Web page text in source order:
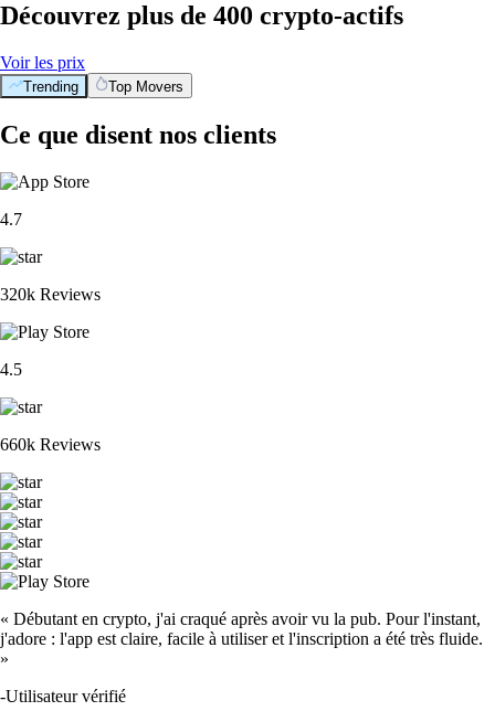
Découvrez plus de 400 crypto-actifs
Voir les prix
Trending Top Movers
Ce que disent nos clients
4.7
320k Reviews
4.5
660k Reviews
« Débutant en crypto, j'ai craqué après avoir vu la pub. Pour l'instant,
j'adore : l'app est claire, facile à utiliser et l'inscription a été très fluide.
»
-Utilisateur vérifié